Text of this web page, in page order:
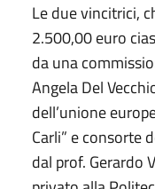
Le due vincitrici,
2.500,00 euro
da una
Angela Del
dell’unione
Carli” e consorte
dal prof. Gerardo